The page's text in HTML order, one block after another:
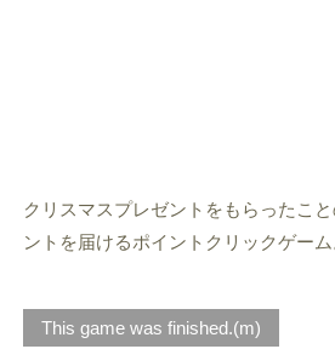
クリスマスプレゼントをもらったこ
ントを届けるポイントクリックゲーム
This game was finished.(m)